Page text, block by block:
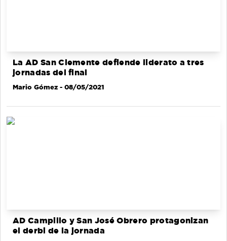
La AD San Clemente defiende liderato a tres
jornadas del final
Mario Gómez - 08/05/2021
AD Campillo y San José Obrero protagonizan
el derbi de la jornada